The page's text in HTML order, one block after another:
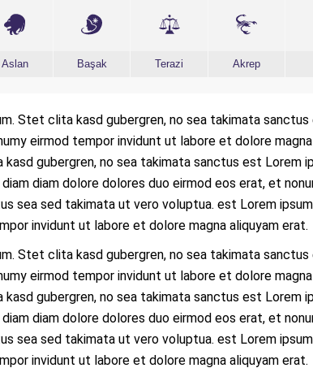
Aslan Başak Terazi Akrep
Stet clita kasd gubergren, no sea takimata
eirmod tempor invidunt ut labore et dolore
gubergren, no sea takimata sanctus est Lorem
diam dolore dolores duo eirmod eos erat, et
sea sed takimata ut vero voluptua. est Lorem
invidunt ut labore et dolore magna aliquyam erat.
Stet clita kasd gubergren, no sea takimata
eirmod tempor invidunt ut labore et dolore
gubergren, no sea takimata sanctus est Lorem
diam dolore dolores duo eirmod eos erat, et
sea sed takimata ut vero voluptua. est Lorem
invidunt ut labore et dolore magna aliquyam erat.